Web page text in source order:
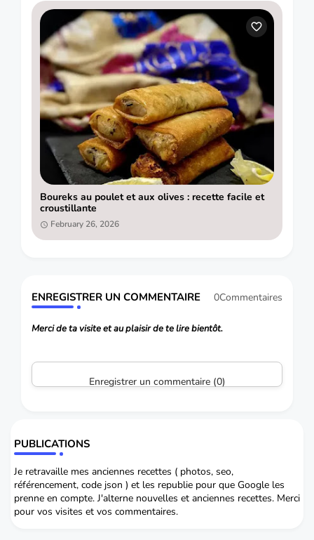
Boureks au poulet et aux olives : recette facile et
croustillante
February 26, 2026
ENREGISTRER UN COMMENTAIRE 0Commentaires
Merci de ta visite et au plaisir de te lire bientôt.
Enregistrer un commentaire (0)
PUBLICATIONS
Je retravaille mes anciennes recettes ( photos, seo,
référencement, code json ) et les republie pour que Google les
prenne en compte. J'alterne nouvelles et anciennes recettes. Merci
pour vos visites et vos commentaires.